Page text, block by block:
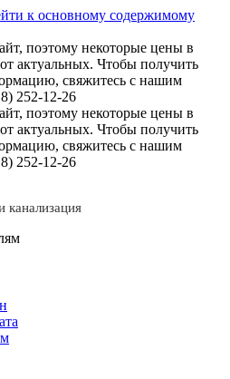
к основному содержимому
поэтому некоторые цены в
актуальных. Чтобы получить
свяжитесь с нашим
252-12-26
поэтому некоторые цены в
актуальных. Чтобы получить
свяжитесь с нашим
252-12-26
канализация